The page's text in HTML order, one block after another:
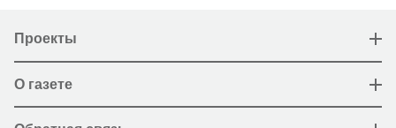
Проекты
О газете